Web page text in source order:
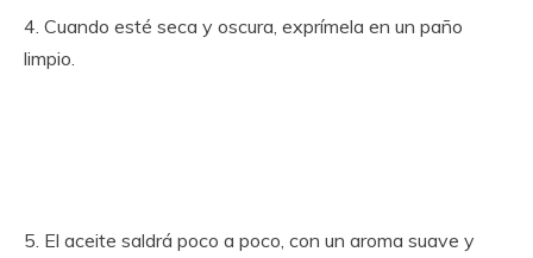
4. Cuando esté seca y oscura, exprímela en un paño
limpio.
5. El aceite saldrá poco a poco, con un aroma suave y